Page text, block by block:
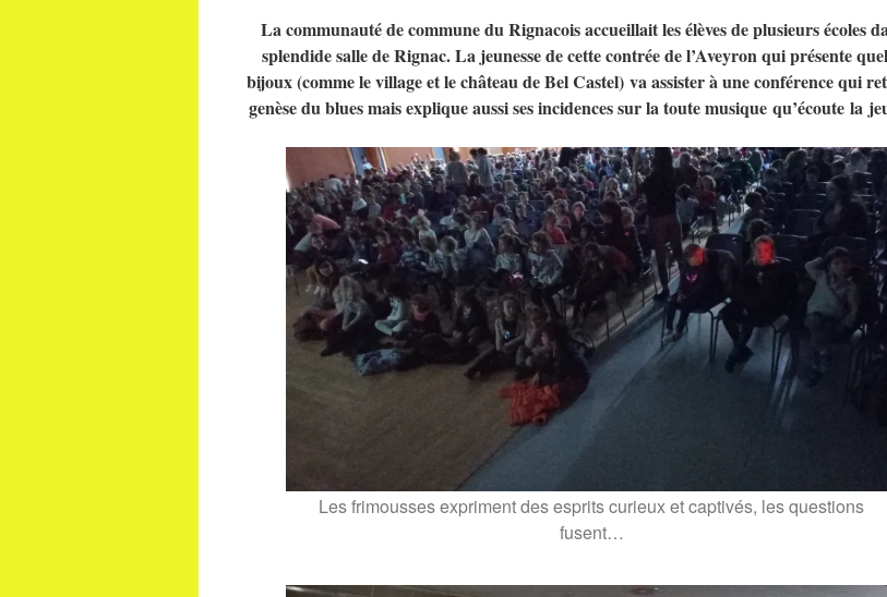
La communauté de commune du Rignacois accueillait les élèves de plusieurs écoles
splendide salle de Rignac. La jeunesse de cette contrée de l’Aveyron qui présente
bijoux (comme le village et le château de Bel Castel) va assister à une conférence qui
genèse du blues mais explique aussi ses incidences sur la toute musique qu’écoute la
Les frimousses expriment des esprits curieux et captivés, les questions
fusent…